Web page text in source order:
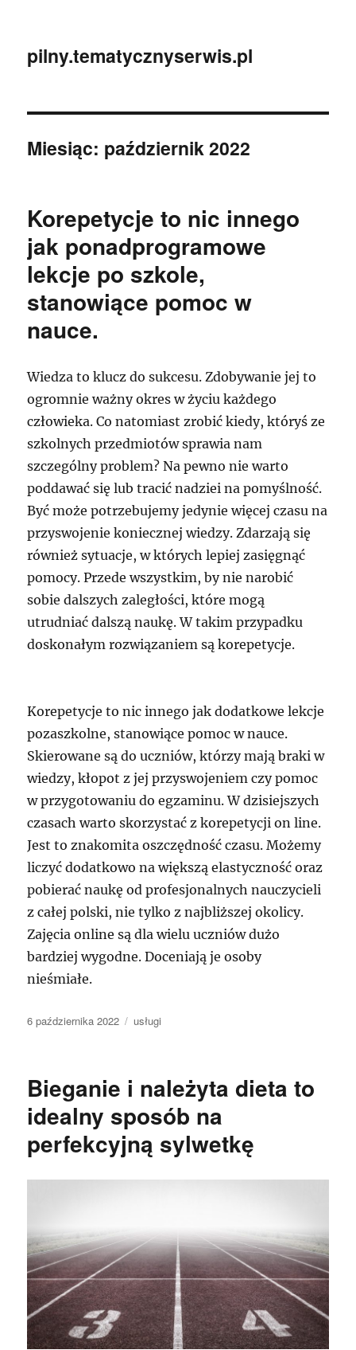
pilny.tematycznyserwis.pl
Miesiąc: październik 2022
Korepetycje to nic innego
jak ponadprogramowe
lekcje po szkole,
stanowiące pomoc w
nauce.
Wiedza to klucz do sukcesu. Zdobywanie jej to
ogromnie ważny okres w życiu każdego
człowieka. Co natomiast zrobić kiedy, któryś ze
szkolnych przedmiotów sprawia nam
szczególny problem? Na pewno nie warto
poddawać się lub tracić nadziei na pomyślność.
Być może potrzebujemy jedynie więcej czasu na
przyswojenie koniecznej wiedzy. Zdarzają się
również sytuacje, w których lepiej zasięgnąć
pomocy. Przede wszystkim, by nie narobić
sobie dalszych zaległości, które mogą
utrudniać dalszą naukę. W takim przypadku
doskonałym rozwiązaniem są korepetycje.
Korepetycje to nic innego jak dodatkowe lekcje
pozaszkolne, stanowiące pomoc w nauce.
Skierowane są do uczniów, którzy mają braki w
wiedzy, kłopot z jej przyswojeniem czy pomoc
w przygotowaniu do egzaminu. W dzisiejszych
czasach warto skorzystać z korepetycji on line.
Jest to znakomita oszczędność czasu. Możemy
liczyć dodatkowo na większą elastyczność oraz
pobierać naukę od profesjonalnych nauczycieli
z całej polski, nie tylko z najbliższej okolicy.
Zajęcia online są dla wielu uczniów dużo
bardziej wygodne. Doceniają je osoby
nieśmiałe.
Data
6 października 2022 Kategorie
usługi
Bieganie i należyta dieta to
idealny sposób na
perfekcyjną sylwetkę